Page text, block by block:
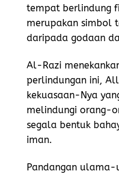
tempat berlindung
merupakan simbol
daripada godaan
Al-Razi
perlindungan ini,
kekuasaan-Nya
melindungi orang-
segala bentuk
iman.
Pandangan